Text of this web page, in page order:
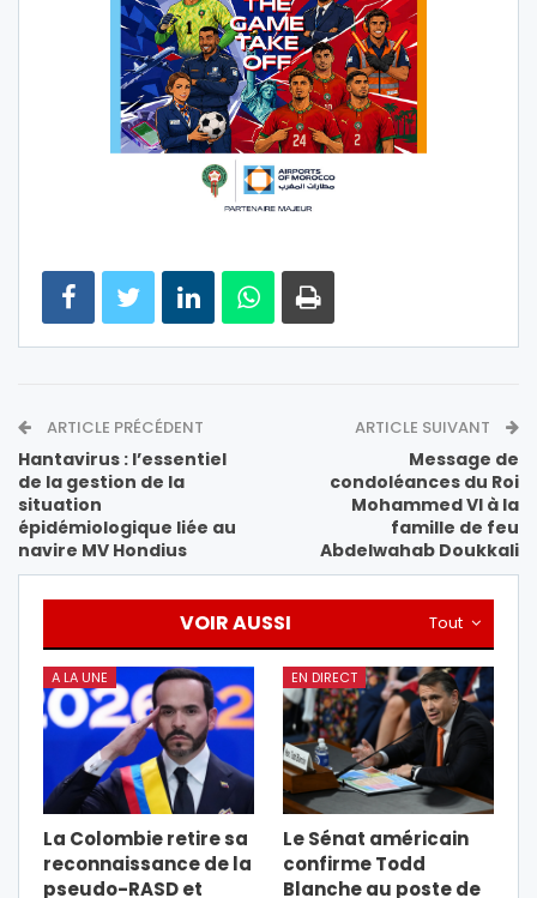
ARTICLE PRÉCÉDENT
Hantavirus : l’essentiel
de la gestion de la
situation
épidémiologique liée au
navire MV Hondius
ARTICLE SUIVANT
Message de
condoléances du Roi
Mohammed VI à la
famille de feu
Abdelwahab Doukkali
Tout
VOIR AUSSI
A LA UNE
La Colombie retire sa
reconnaissance de la
pseudo-RASD et
EN DIRECT
Le Sénat américain
confirme Todd
Blanche au poste de